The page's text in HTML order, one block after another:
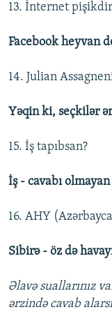
13. İnternet
Facebook heyvan
14. Julian
Yəqin ki, seçkilər
15. İş tapıbsan?
İş - cavabı
16. AHY
Sibirə - öz də
Əlavə suallarınız
ərzində cavab